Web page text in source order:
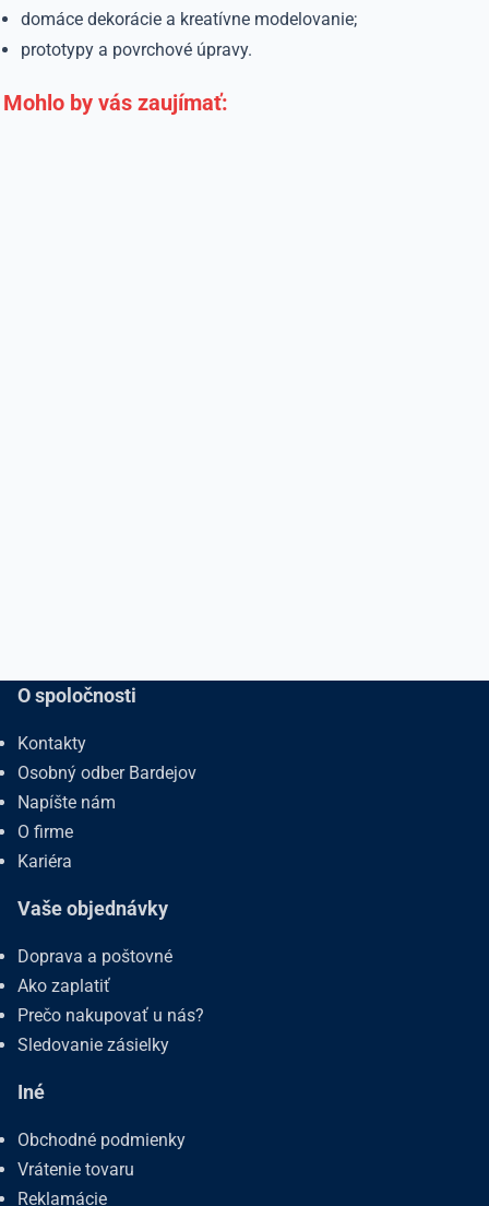
domáce dekorácie a kreatívne modelovanie;
prototypy a povrchové úpravy.
Mohlo by vás zaujímať:
O spoločnosti
Kontakty
Osobný odber Bardejov
Napíšte nám
O firme
Kariéra
Vaše objednávky
Doprava a poštovné
Ako zaplatiť
Prečo nakupovať u nás?
Sledovanie zásielky
Iné
Obchodné podmienky
Vrátenie tovaru
Reklamácie